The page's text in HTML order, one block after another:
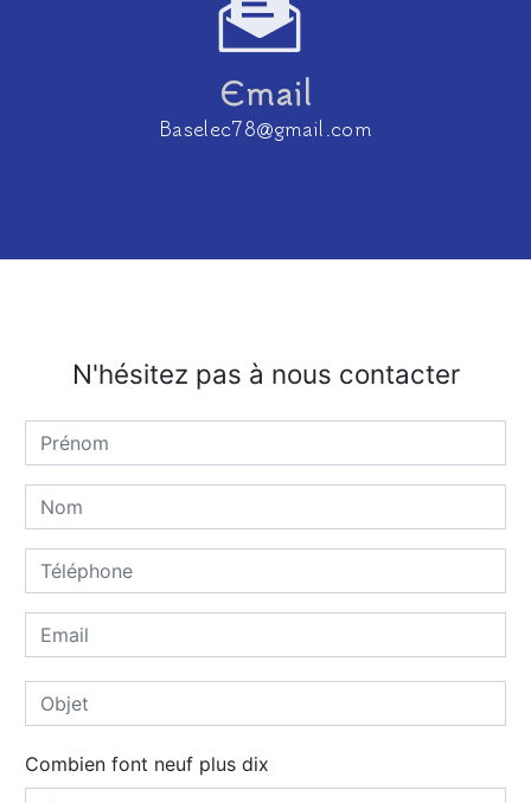
Email
baselec78@gmail.com
N'hésitez pas à nous contacter
Combien font neuf plus dix